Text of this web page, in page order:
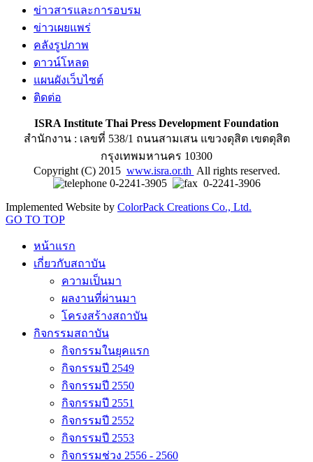
ข่าวสารและการอบรม
ข่าวเผยแพร่
คลังรูปภาพ
ดาวน์โหลด
แผนผังเว็บไซต์
ติดต่อ
ISRA Institute Thai Press Development Foundation
สำนักงาน : เลขที่ 538/1 ถนนสามเสน แขวงดุสิต เขตดุสิต
กรุงเทพมหานคร 10300
Copyright (C) 2015 www.isra.or.th All rights reserved.
0-2241-3905
0-2241-3906
Implemented Website by ColorPack Creations Co., Ltd.
GO TO TOP
หน้าแรก
เกี่ยวกับสถาบัน
ความเป็นมา
ผลงานที่ผ่านมา
โครงสร้างสถาบัน
กิจกรรมสถาบัน
กิจกรรมในยุคแรก
กิจกรรมปี 2549
กิจกรรมปี 2550
กิจกรรมปี 2551
กิจกรรมปี 2552
กิจกรรมปี 2553
กิจกรรมช่วง 2556 - 2560